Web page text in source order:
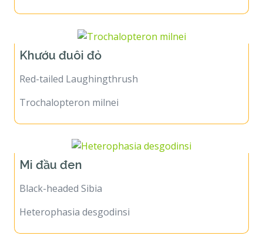
Khướu đuôi đỏ
Red-tailed Laughingthrush
Trochalopteron milnei
Mi đầu đen
Black-headed Sibia
Heterophasia desgodinsi